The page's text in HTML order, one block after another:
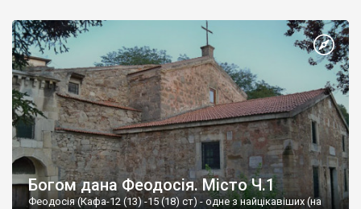
Богом дана Феодосія. Місто Ч.1
Феодосія (Кафа-12 (13) -15 (18) ст) - одне з найцікавіших (на